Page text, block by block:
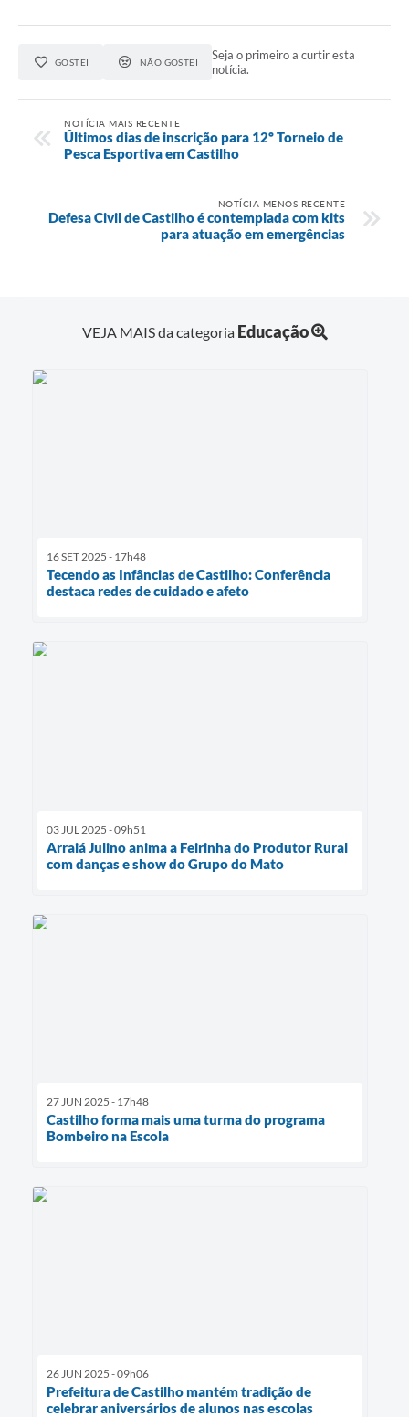
GOSTEI NÃO GOSTEI
Seja o primeiro a curtir esta
notícia.
NOTÍCIA MAIS RECENTE
Últimos dias de inscrição para 12º Torneio de
Pesca Esportiva em Castilho
NOTÍCIA MENOS RECENTE
Defesa Civil de Castilho é contemplada com kits
para atuação em emergências
VEJA MAIS da categoria Educação
16 SET 2025 - 17h48
Tecendo as Infâncias de Castilho: Conferência
destaca redes de cuidado e afeto
03 JUL 2025 - 09h51
Arraiá Julino anima a Feirinha do Produtor Rural
com danças e show do Grupo do Mato
27 JUN 2025 - 17h48
Castilho forma mais uma turma do programa
Bombeiro na Escola
26 JUN 2025 - 09h06
Prefeitura de Castilho mantém tradição de
celebrar aniversários de alunos nas escolas